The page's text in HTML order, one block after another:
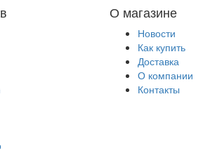
О магазине
Новости
Как купить
Доставка
О компании
Контакты